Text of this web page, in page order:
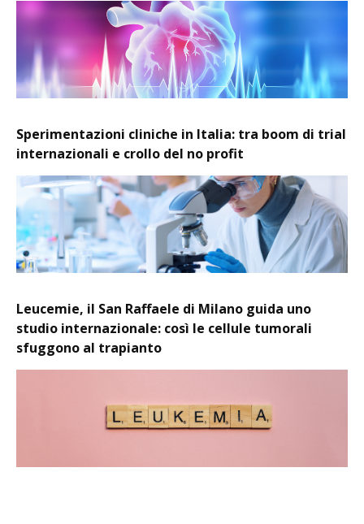
Sperimentazioni cliniche in Italia: tra boom di trial
internazionali e crollo del no profit
Leucemie, il San Raffaele di Milano guida uno
studio internazionale: così le cellule tumorali
sfuggono al trapianto